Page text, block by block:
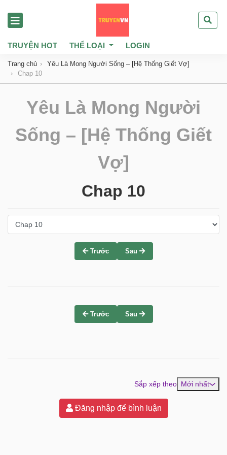
TRUYỆN HOT THỂ LOẠI LOGIN
Trang chủ
Yêu Là Mong Người Sống – [Hệ Thống Giết Vợ]
Chap 10
Yêu Là Mong Người
Sống – [Hệ Thống Giết
Vợ]
Chap 10
Trước Sau
Trước Sau
Sắp xếp theo Mới nhất
Đăng nhập để bình luận